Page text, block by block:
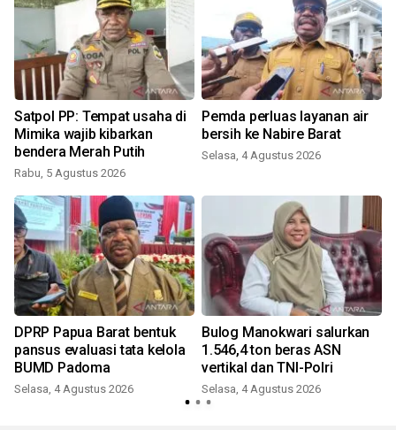
Satpol PP: Tempat usaha di
Mimika wajib kibarkan
bendera Merah Putih
Rabu, 5 Agustus 2026
Pemda perluas layanan air
bersih ke Nabire Barat
Selasa, 4 Agustus 2026
DPRP Papua Barat bentuk
pansus evaluasi tata kelola
BUMD Padoma
Selasa, 4 Agustus 2026
Bulog Manokwari salurkan
1.546,4 ton beras ASN
vertikal dan TNI-Polri
Selasa, 4 Agustus 2026